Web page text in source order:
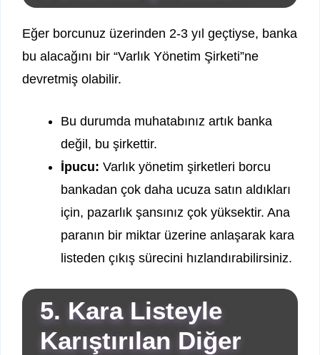
Eğer borcunuz üzerinden 2-3 yıl geçtiyse, banka
bu alacağını bir “Varlık Yönetim Şirketi”ne
devretmiş olabilir.
Bu durumda muhatabınız artık banka
değil, bu şirkettir.
İpucu: Varlık yönetim şirketleri borcu
bankadan çok daha ucuza satın aldıkları
için, pazarlık şansınız çok yüksektir. Ana
paranın bir miktar üzerine anlaşarak kara
listeden çıkış sürecini hızlandırabilirsiniz.
5. Kara Listeyle
Karıştırılan Diğer